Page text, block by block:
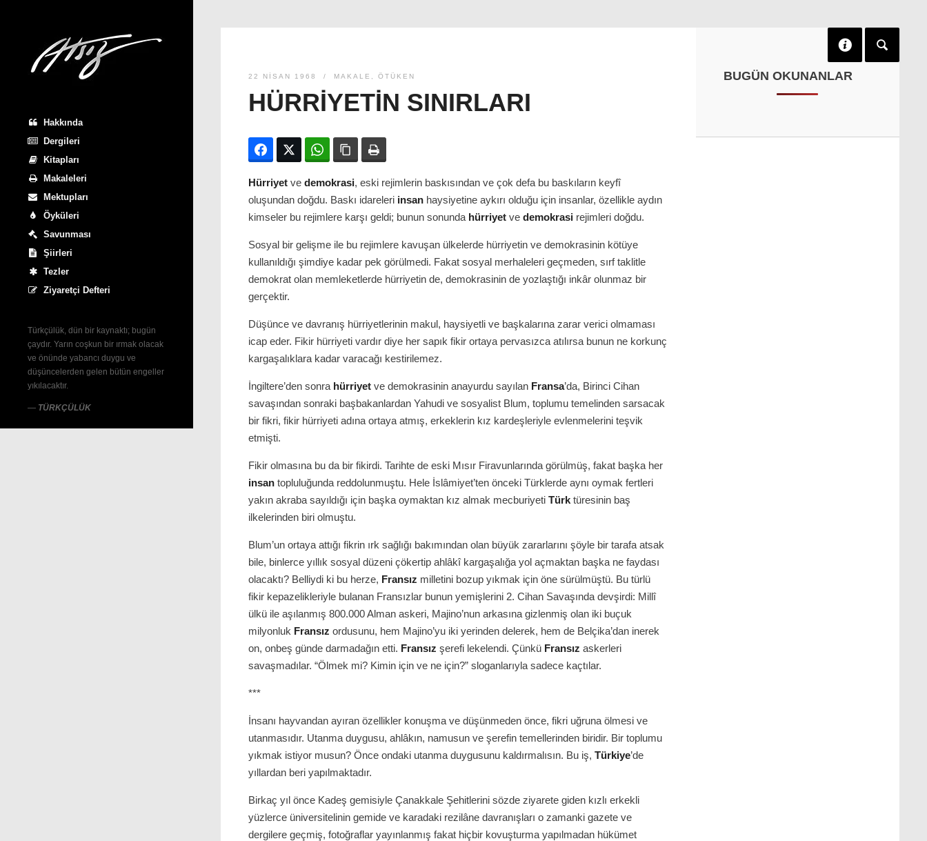
Hakkında
Dergileri
Kitapları
Makaleleri
Mektupları
Öyküleri
Savunması
Şiirleri
Tezler
Ziyaretçi Defteri
Türkçülük, dün bir kaynaktı; bugün
çaydır. Yarın coşkun bir ırmak olacak
ve önünde yabancı duygu ve
düşüncelerden gelen bütün engeller
yıkılacaktır.
— TÜRKÇÜLÜK
22 NISAN 1968 MAKALE ÖTÜKEN
HÜRRIYETIN SINIRLARI
FacebookTwitter WhatsAppBağlanıyı kopyala
Hürriyet ve demokrasi, eski rejimlerin baskısından ve çok defa bu baskıların keyfî
oluşundan doğdu. Baskı idareleri insan haysiyetine aykırı olduğu için insanlar, özellikle aydın
kimseler bu rejimlere karşı geldi; bunun sonunda hürriyet ve demokrasi rejimleri doğdu.
Sosyal bir gelişme ile bu rejimlere kavuşan ülkelerde hürriyetin ve demokrasinin kötüye
kullanıldığı şimdiye kadar pek görülmedi. Fakat sosyal merhaleleri geçmeden, sırf taklitle
demokrat olan memleketlerde hürriyetin de, demokrasinin de yozlaştığı inkâr olunmaz bir
gerçektir.
Düşünce ve davranış hürriyetlerinin makul, haysiyetli ve başkalarına zarar verici olmaması
icap eder. Fikir hürriyeti vardır diye her sapık fikir ortaya pervasızca atılırsa bunun ne korkunç
kargaşalıklara kadar varacağı kestirilemez.
İngiltere’den sonra hürriyet ve demokrasinin anayurdu sayılan Fransa’da, Birinci Cihan
savaşından sonraki başbakanlardan Yahudi ve sosyalist Blum, toplumu temelinden sarsacak
bir fikri, fikir hürriyeti adına ortaya atmış, erkeklerin kız kardeşleriyle evlenmelerini teşvik
etmişti.
Fikir olmasına bu da bir fikirdi. Tarihte de eski Mısır Firavunlarında görülmüş, fakat başka her
insan topluluğunda reddolunmuştu. Hele İslâmiyet’ten önceki Türklerde aynı oymak fertleri
yakın akraba sayıldığı için başka oymaktan kız almak mecburiyeti Türk türesinin baş
ilkelerinden biri olmuştu.
Blum’un ortaya attığı fikrin ırk sağlığı bakımından olan büyük zararlarını şöyle bir tarafa atsak
bile, binlerce yıllık sosyal düzeni çökertip ahlâkî kargaşalığa yol açmaktan başka ne faydası
olacaktı? Belliydi ki bu herze, Fransız milletini bozup yıkmak için öne sürülmüştü. Bu türlü
fikir kepazelikleriyle bulanan Fransızlar bunun yemişlerini 2. Cihan Savaşında devşirdi: Millî
ülkü ile aşılanmış 800.000 Alman askeri, Majino’nun arkasına gizlenmiş olan iki buçuk
milyonluk Fransız ordusunu, hem Majino’yu iki yerinden delerek, hem de Belçika’dan inerek
on, onbeş günde darmadağın etti. Fransız şerefi lekelendi. Çünkü Fransız askerleri
savaşmadılar. “Ölmek mi? Kimin için ve ne için?” sloganlarıyla sadece kaçtılar.
***
İnsanı hayvandan ayıran özellikler konuşma ve düşünmeden önce, fikri uğruna ölmesi ve
utanmasıdır. Utanma duygusu, ahlâkın, namusun ve şerefin temellerinden biridir. Bir toplumu
yıkmak istiyor musun? Önce ondaki utanma duygusunu kaldırmalısın. Bu iş, Türkiye’de
yıllardan beri yapılmaktadır.
Birkaç yıl önce Kadeş gemisiyle Çanakkale Şehitlerini sözde ziyarete giden kızlı erkekli
yüzlerce üniversitelinin gemide ve karadaki rezilâne davranışları o zamanki gazete ve
dergilere geçmiş, fotoğraflar yayınlanmış fakat hiçbir kovuşturma yapılmadan hükümet
BUGÜN OKUNANLAR